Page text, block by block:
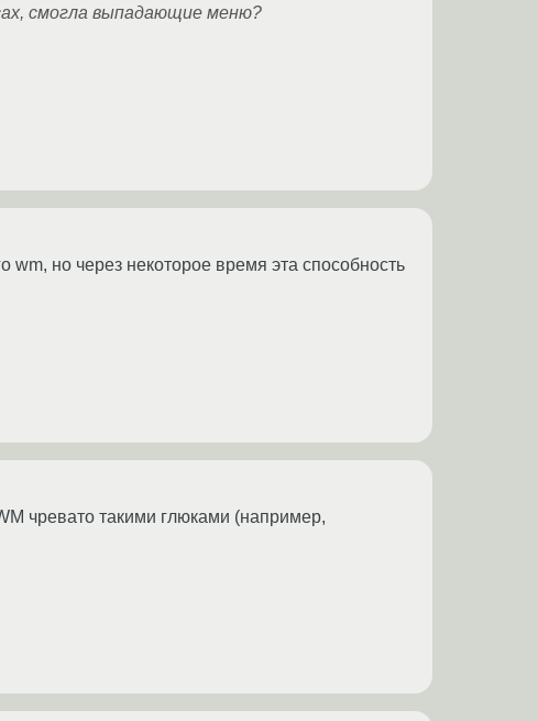
смогла выпадающие меню?
но через некоторое время эта способность
чревато такими глюками (например,